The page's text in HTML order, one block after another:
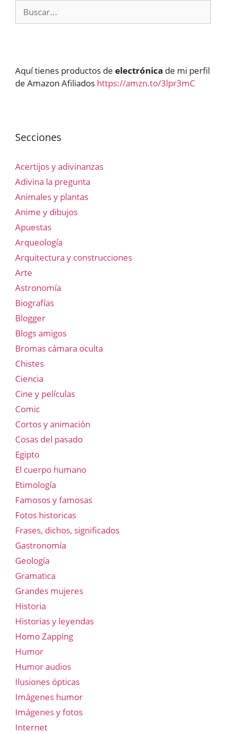
Aquí tienes productos de electrónica de mi perfil
de Amazon Afiliados https://amzn.to/3lpr3mC
Secciones
Acertijos y adivinanzas
Adivina la pregunta
Animales y plantas
Anime y dibujos
Apuestas
Arqueología
Arquitectura y construcciones
Arte
Astronomía
Biografías
Blogger
Blogs amigos
Bromas cámara oculta
Chistes
Ciencia
Cine y películas
Comic
Cortos y animación
Cosas del pasado
Egipto
El cuerpo humano
Etimología
Famosos y famosas
Fotos historicas
Frases, dichos, significados
Gastronomía
Geología
Gramatica
Grandes mujeres
Historia
Historias y leyendas
Homo Zapping
Humor
Humor audios
Ilusiones ópticas
Imágenes humor
Imágenes y fotos
Internet